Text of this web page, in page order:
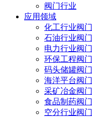
阀门行业
应用领域
化工行业阀门
石油行业阀门
电力行业阀门
环保工程阀门
码头储罐阀门
海洋平台阀门
采矿冶金阀门
食品制药阀门
空分行业阀门